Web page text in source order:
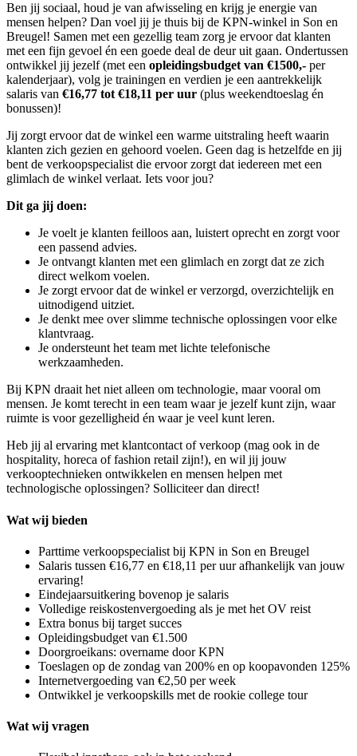
Ben jij sociaal, houd je van afwisseling en krijg je energie van
mensen helpen? Dan voel jij je thuis bij de KPN-winkel in Son en
Breugel! Samen met een gezellig team zorg je ervoor dat klanten
met een fijn gevoel én een goede deal de deur uit gaan. Ondertussen
ontwikkel jij jezelf (met een opleidingsbudget van €1500,- per
kalenderjaar), volg je trainingen en verdien je een aantrekkelijk
salaris van €16,77 tot €18,11 per uur (plus weekendtoeslag én
bonussen)!
Jij zorgt ervoor dat de winkel een warme uitstraling heeft waarin
klanten zich gezien en gehoord voelen. Geen dag is hetzelfde en jij
bent de verkoopspecialist die ervoor zorgt dat iedereen met een
glimlach de winkel verlaat. Iets voor jou?
Dit ga jij doen:
Je voelt je klanten feilloos aan, luistert oprecht en zorgt voor
een passend advies.
Je ontvangt klanten met een glimlach en zorgt dat ze zich
direct welkom voelen.
Je zorgt ervoor dat de winkel er verzorgd, overzichtelijk en
uitnodigend uitziet.
Je denkt mee over slimme technische oplossingen voor elke
klantvraag.
Je ondersteunt het team met lichte telefonische
werkzaamheden.
Bij KPN draait het niet alleen om technologie, maar vooral om
mensen. Je komt terecht in een team waar je jezelf kunt zijn, waar
ruimte is voor gezelligheid én waar je veel kunt leren.
Heb jij al ervaring met klantcontact of verkoop (mag ook in de
hospitality, horeca of fashion retail zijn!), en wil jij jouw
verkooptechnieken ontwikkelen en mensen helpen met
technologische oplossingen? Solliciteer dan direct!
Wat wij bieden
Parttime verkoopspecialist bij KPN in Son en Breugel
Salaris tussen €16,77 en €18,11 per uur afhankelijk van jouw
ervaring!
Eindejaarsuitkering bovenop je salaris
Volledige reiskostenvergoeding als je met het OV reist
Extra bonus bij target succes
Opleidingsbudget van €1.500
Doorgroeikans: overname door KPN
Toeslagen op de zondag van 200% en op koopavonden 125%
Internetvergoeding van €2,50 per week
Ontwikkel je verkoopskills met de rookie college tour
Wat wij vragen